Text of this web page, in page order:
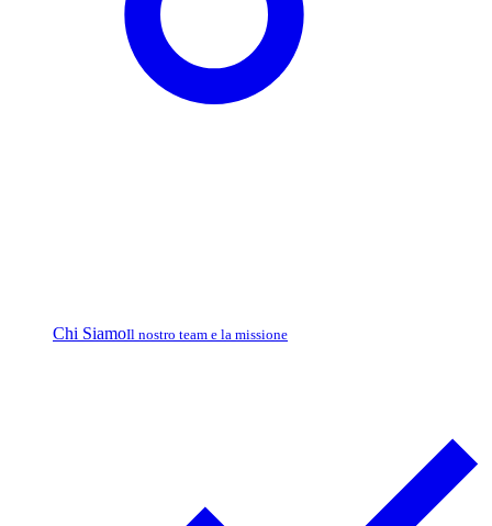
Chi SiamoIl nostro team e la missione